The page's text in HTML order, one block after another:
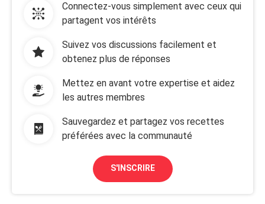
Connectez-vous simplement avec ceux qui
partagent vos intérêts
Suivez vos discussions facilement et
obtenez plus de réponses
Mettez en avant votre expertise et aidez
les autres membres
Sauvegardez et partagez vos recettes
préférées avec la communauté
S'INSCRIRE